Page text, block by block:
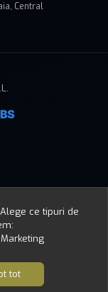
Central
Alege ce tipuri de
Marketing
tot